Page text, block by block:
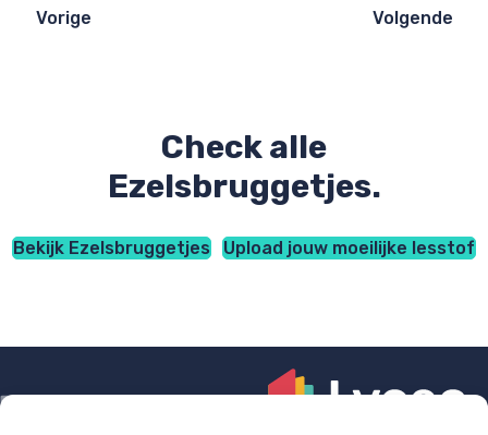
Vorige Volgende
Check alle
Ezelsbruggetjes.
Bekijk Ezelsbruggetjes Upload jouw moeilijke lesstof